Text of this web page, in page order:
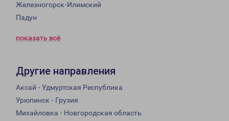
Железногорск-Илимский
Падун
показать всё
Другие направления
Аксай - Удмуртская Республика
Урюпинск - Грузия
Михайловка - Новгородская область